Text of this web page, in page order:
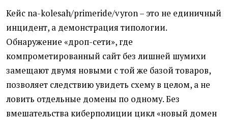
Кейс na-kolesah/primeride/vyron – это не единичный
инцидент, а демонстрация типологии.
Обнаружение «дроп-сети», где
компрометированный сайт без лишней шумихи
замещают двумя новыми с той же базой товаров,
позволяет следствию увидеть схему в целом, а не
ловить отдельные домены по одному. Без
вмешательства киберполиции цикл «новый домен